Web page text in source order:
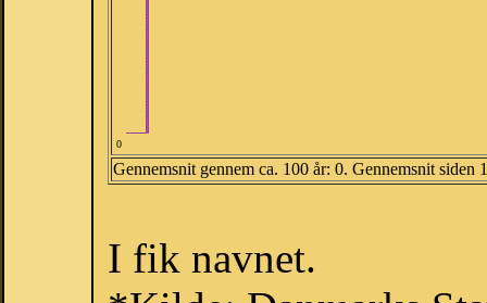
0
Gennemsnit gennem ca. 100 år: 0. Gennemsnit siden
I fik navnet.